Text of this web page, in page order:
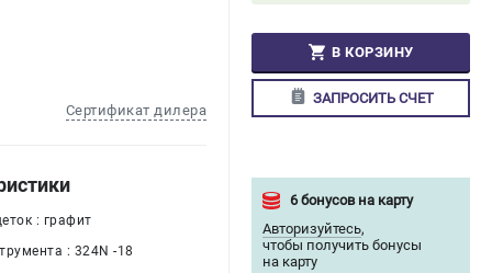
Сертификат дилера
В КОРЗИНУ
ЗАПРОСИТЬ СЧЕТ
6 бонусов на карту
Авторизуйтесь,
чтобы получить бонусы
на карту
: графит
: 324N -18